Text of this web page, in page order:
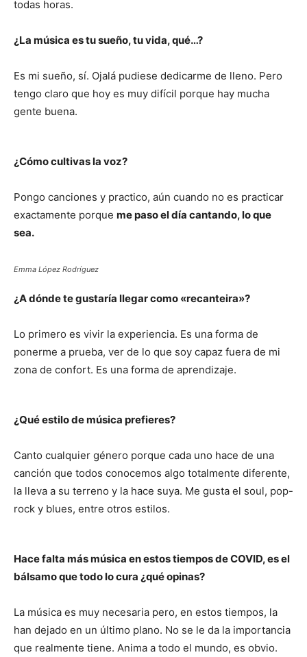
todas horas.
¿La música es tu sueño, tu vida, qué…?
Es mi sueño, sí. Ojalá pudiese dedicarme de lleno. Pero
tengo claro que hoy es muy difícil porque hay mucha
gente buena.
¿Cómo cultivas la voz?
Pongo canciones y practico, aún cuando no es practicar
exactamente porque me paso el día cantando, lo que
sea.
Emma López Rodríguez
¿A dónde te gustaría llegar como «recanteira»?
Lo primero es vivir la experiencia. Es una forma de
ponerme a prueba, ver de lo que soy capaz fuera de mi
zona de confort. Es una forma de aprendizaje.
¿Qué estilo de música prefieres?
Canto cualquier género porque cada uno hace de una
canción que todos conocemos algo totalmente diferente,
la lleva a su terreno y la hace suya. Me gusta el soul, pop-
rock y blues, entre otros estilos.
Hace falta más música en estos tiempos de COVID, es el
bálsamo que todo lo cura ¿qué opinas?
La música es muy necesaria pero, en estos tiempos, la
han dejado en un último plano. No se le da la importancia
que realmente tiene. Anima a todo el mundo, es obvio.